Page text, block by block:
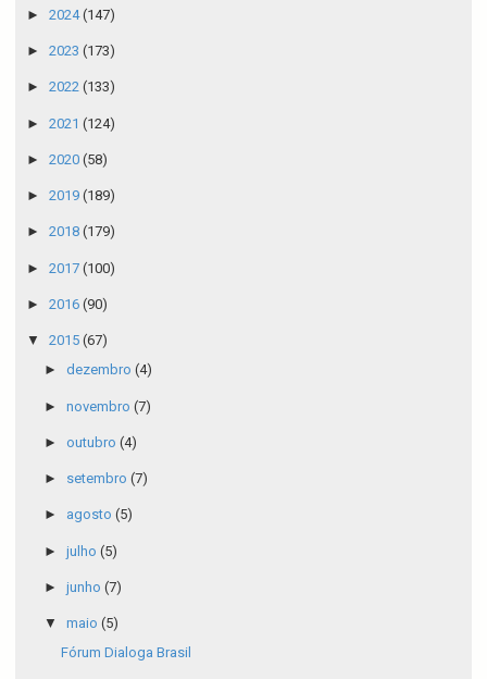
► 2024(147)
► 2023 (173)
► 2022 (133)
► 2021 (124)
► 2020 (58)
► 2019 (189)
► 2018 (179)
► 2017 (100)
► 2016 (90)
▼ 2015 (67)
► dezembro (4)
► novembro (7)
► outubro (4)
► setembro (7)
► agosto (5)
► julho (5)
► junho (7)
▼ maio (5)
Fórum Dialoga Brasil